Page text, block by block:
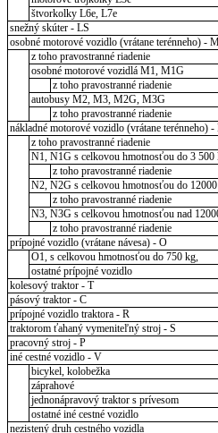
štvorkolky L6e, L7e
snežný skúter - LS
osobné motorové vozidlo (vrátane terénneho) -
z toho pravostranné riadenie
osobné motorové vozidlá M1, M1G
z toho pravostranné riadenie
autobusy M2, M3, M2G, M3G
z toho pravostranné riadenie
nákladné motorové vozidlo (vrátane terénneho) -
z toho pravostranné riadenie
N1, N1G s celkovou hmotnosťou do 3 500
z toho pravostranné riadenie
N2, N2G s celkovou hmotnosťou do
z toho pravostranné riadenie
N3, N3G s celkovou hmotnosťou nad
z toho pravostranné riadenie
prípojné vozidlo (vrátane návesa) - O
O1, s celkovou hmotnosťou do 750 kg,
ostatné prípojné vozidlo
kolesový traktor - T
pásový traktor - C
prípojné vozidlo traktora - R
traktorom ťahaný vymeniteľný stroj - S
pracovný stroj - P
iné cestné vozidlo - V
bicykel, kolobežka
záprahové
jednonápravový traktor s prívesom
ostatné iné cestné vozidlo
nezistený druh cestného vozidla